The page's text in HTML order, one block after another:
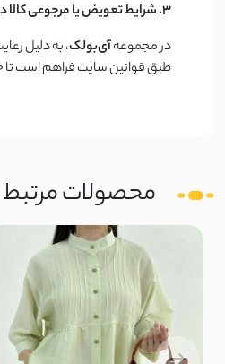
۳. شرایط تعویض یا مرجوعی کالا در آی‌بولک چگونه است؟
در مجموعهآی‌بولک، به دلیل
طبق قوانین سایت فراهم است تا
محصولات مرتبط